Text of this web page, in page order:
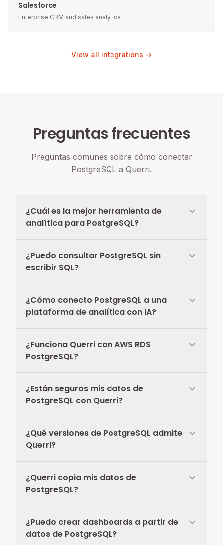
Salesforce
Enterprise CRM and sales analytics
View all integrations →
Preguntas frecuentes
Preguntas comunes sobre cómo conectar
PostgreSQL a Querri.
¿Cuál es la mejor herramienta de
analítica para PostgreSQL?
¿Puedo consultar PostgreSQL sin
escribir SQL?
¿Cómo conecto PostgreSQL a una
plataforma de analítica con IA?
¿Funciona Querri con AWS RDS
PostgreSQL?
¿Están seguros mis datos de
PostgreSQL con Querri?
¿Qué versiones de PostgreSQL admite
Querri?
¿Querri copia mis datos de
PostgreSQL?
¿Puedo crear dashboards a partir de
datos de PostgreSQL?